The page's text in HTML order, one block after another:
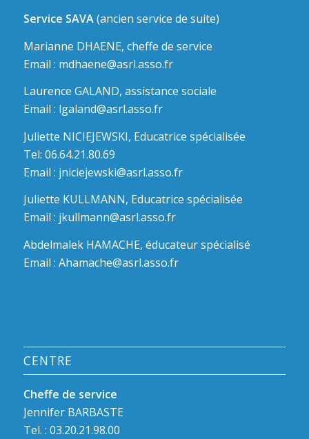
Service SAVA(ancien service de suite)
Marianne DHAENE, cheffe de service
Email : mdhaene@asrl.asso.fr
Laurence GALAND, assistance sociale
Email : lgaland@asrl.asso.fr
Juliette NICIEJEWSKI, Educatrice spécialisée
Tel: 06.64.21.80.69
Email : jniciejewski@asrl.asso.fr
Juliette KULLMANN, Educatrice spécialisée
Email : jkullmann@asrl.asso.fr
Abdelmalek HAMACHE, éducateur spécialisé
Email : Ahamache@asrl.asso.fr
CENTRE
Cheffe de service
Jennifer BARBASTE
Tel. : 03.20.21.98.00